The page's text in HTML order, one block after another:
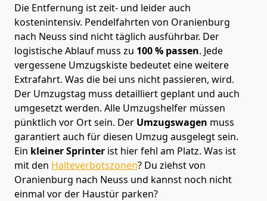
Die Entfernung ist zeit- und leider auch
kostenintensiv. Pendelfahrten von Oranienburg
nach Neuss sind nicht täglich ausführbar. Der
logistische Ablauf muss zu 100 % passen. Jede
vergessene Umzugskiste bedeutet eine weitere
Extrafahrt. Was die bei uns nicht passieren, wird.
Der Umzugstag muss detailliert geplant und auch
umgesetzt werden. Alle Umzugshelfer müssen
pünktlich vor Ort sein. Der Umzugswagen muss
garantiert auch für diesen Umzug ausgelegt sein.
Ein kleiner Sprinter ist hier fehl am Platz. Was ist
mit den Halteverbotszonen? Du ziehst von
Oranienburg nach Neuss und kannst noch nicht
einmal vor der Haustür parken?